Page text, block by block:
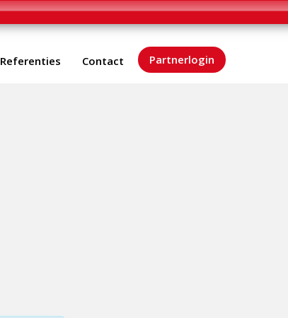
Referenties Contact Partnerlogin